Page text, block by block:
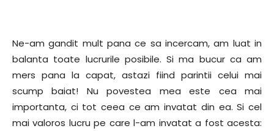
Ne-am gandit mult pana ce sa incercam, am luat in
balanta toate lucrurile posibile. Si ma bucur ca am
mers pana la capat, astazi fiind parintii celui mai
scump baiat! Nu povestea mea este cea mai
importanta, ci tot ceea ce am invatat din ea. Si cel
mai valoros lucru pe care l-am invatat a fost acesta: